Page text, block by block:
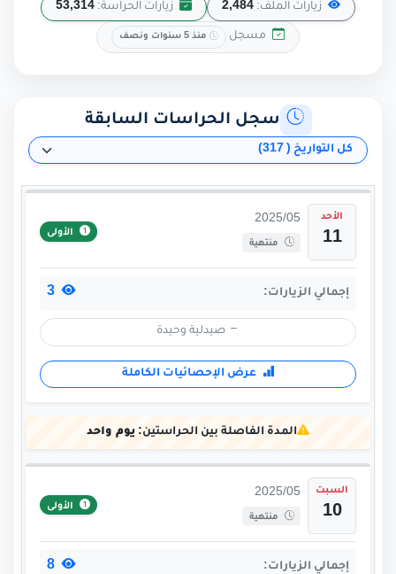
زيارات الملف: 2,484 زيارات الحراسة: 53,314
مسجل منذ 5 سنوات ونصف
سجل الحراسات السابقة
الأحد
11
2025/05
منتهية
الأولى
إجمالي الزيارات:
صيدلية وحيدة
عرض الإحصائيات الكاملة
المدة الفاصلة بين الحراستين: يوم واحد
السبت
10
2025/05
منتهية
الأولى
إجمالي الزيارات: